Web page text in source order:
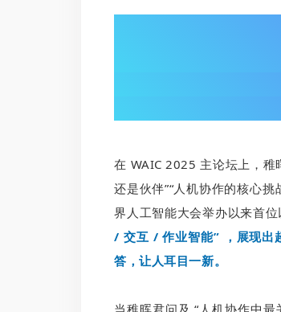
在 WAIC 2025 主论坛上，稚
还是伙伴”“人机协作的核心
界人工智能大会举办以来首位
/ 交互 / 作业智能” ，展现出
答，让人耳目一新。
当稚晖君问及 “人机协作中